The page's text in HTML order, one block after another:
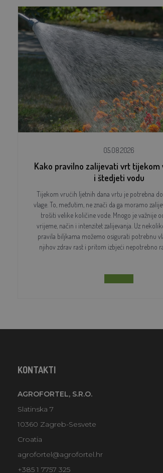
05.08.2026
Kako pravilno zalijevati vrt tijekom
i štedjeti vodu
Tijekom vrućih ljetnih dana vrtu je potrebna
vlage. To, međutim, ne znači da ga moramo
trošiti velike količine vode. Mnogo je važnije
vrijeme, način i intenzitet zalijevanja. Uz
pravila biljkama možemo osigurati potrebnu
njihov zdrav rast i pritom izbjeći nepotrebno
KONTAKTI
AGROFORTEL, S.R.O.
Slatinska 7
10360 Zagreb-Sesvete
Croatia
agrofortel@agrofortel.hr
+385 1 7757 325